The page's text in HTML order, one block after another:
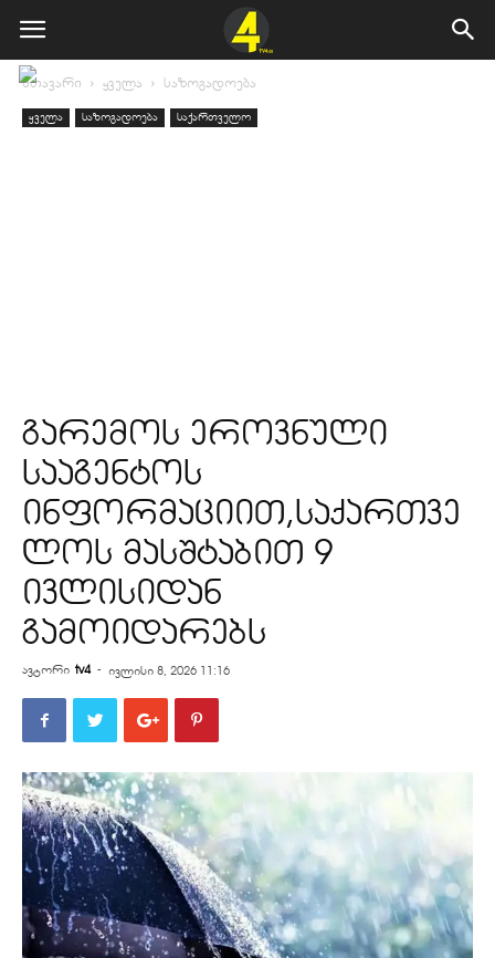
მთავარი ყველა საზოგადოება
ყველა საზოგადოება საქართველო
გარემოს ეროვნული
სააგენტოს
ინფორმაციით,საქართვე
ლოს მასშტაბით 9
ივლისიდან
გამოიდარებს
ავტორი tv4 - ივლისი 8, 2026 11:16